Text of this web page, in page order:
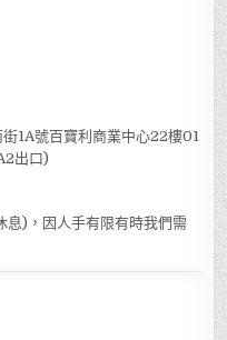
1A號百寶利商業中心22樓01
出口)
)，因人手有限有時我們需